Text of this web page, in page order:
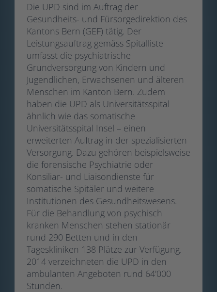
Die UPD sind im Auftrag der
Gesundheits- und Fürsorgedirektion des
Kantons Bern (GEF) tätig. Der
Leistungsauftrag gemäss Spitalliste
umfasst die psychiatrische
Grundversorgung von Kindern und
Jugendlichen, Erwachsenen und älteren
Menschen im Kanton Bern. Zudem
haben die UPD als Universitätsspital –
ähnlich wie das somatische
Universitätsspital Insel – einen
erweiterten Auftrag in der spezialisierten
Versorgung. Dazu gehören beispielsweise
die forensische Psychiatrie oder
Konsiliar- und Liaisondienste für
somatische Spitäler und weitere
Institutionen des Gesundheitswesens.
Für die Behandlung von psychisch
kranken Menschen stehen stationär
rund 290 Betten und in den
Tageskliniken 138 Plätze zur Verfügung.
2014 verzeichneten die UPD in den
ambulanten Angeboten rund 64'000
Stunden.